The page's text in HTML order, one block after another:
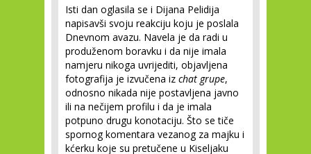
Isti dan oglasila se i Dijana Pelidija
napisavši svoju reakciju koju je poslala
Dnevnom avazu. Navela je da radi u
produženom boravku i da nije imala
namjeru nikoga uvrijediti, objavljena
fotografija je izvučena iz chat grupe,
odnosno nikada nije postavljena javno
ili na nečijem profilu i da je imala
potpuno drugu konotaciju. Što se tiče
spornog komentara vezanog za majku i
kćerku koje su pretučene u Kiseljaku